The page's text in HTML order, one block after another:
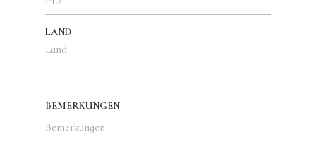
LAND
BEMERKUNGEN